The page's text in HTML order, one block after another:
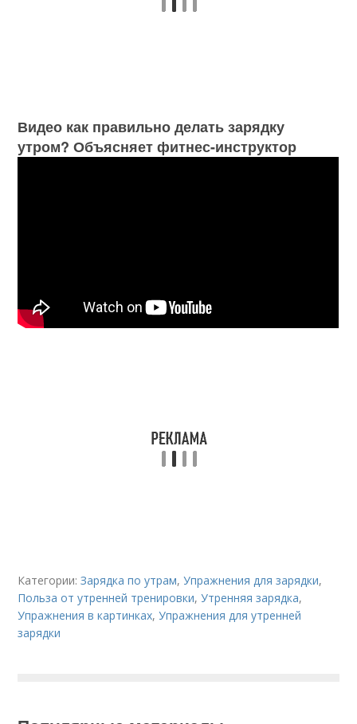
Видео как правильно делать зарядку
утром? Объясняет фитнес-инструктор
Категории:Зарядка по утрам,Упражнения для зарядки,
Польза от утренней тренировки,Утренняя зарядка,
Упражнения в картинках,Упражнения для утренней
зарядки